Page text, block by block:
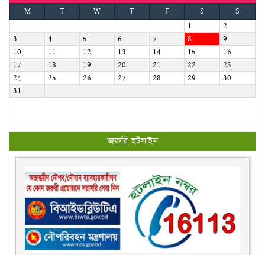
M T W T F S
S
1
2
3
4 5 6 7 8
9
10
11 12 13 14 15
16
17
18 19 20 21 22
23
24
25 26 27 28 29
30
31
জরুরি হটলাইন